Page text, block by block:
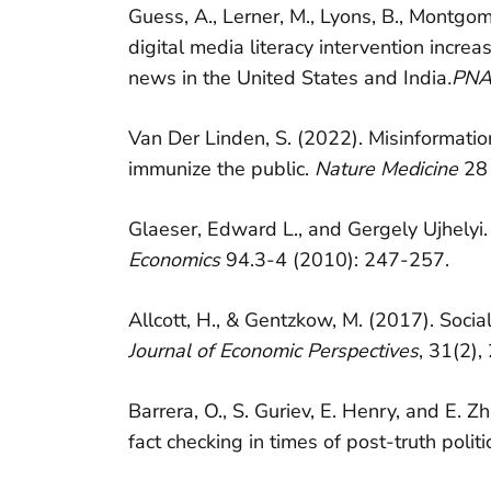
Guess, A., Lerner, M., Lyons, B.,
digital media literacy intervention
news in the United States and India
Van Der Linden, S. (2022).
immunize the public. Nature Medicine28
Glaeser, Edward L., and Gergely
Economics94.3-4 (2010): 247-257.
Allcott, H., & Gentzkow, M. (2017).
Journal of Economic Perspectives, 31(2),
Barrera, O., S. Guriev, E. Henry, and E.
fact checking in times of post-truth